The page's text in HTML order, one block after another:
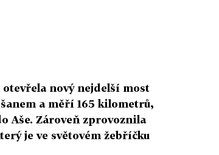
nový nejdelší most
a měří 165 kilometrů,
Aše. Zároveň zprovoznila
je ve světovém žebříčku